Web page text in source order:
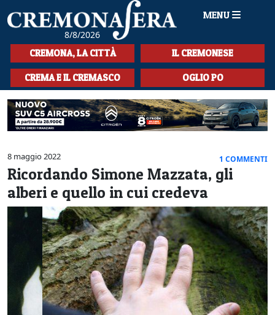
8/8/2026
MENU
HOME
CRONACA
SPORT
LA MUSICA
CULTURA
LA STORIA
SPETTACOLI
L'EDITORIALE
SEZIONI
CERCA
CREMONA, LA CITTÀ IL CREMONESE
CREMA E IL CREMASCO OGLIO PO
8 maggio 2022 1 COMMENTI
Ricordando Simone Mazzata, gli
alberi e quello in cui credeva